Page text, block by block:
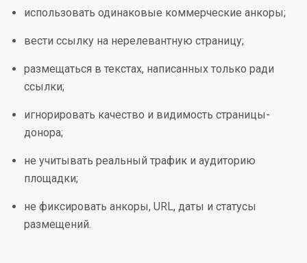
использовать одинаковые коммерческие анкоры;
вести ссылку на нерелевантную страницу;
размещаться в текстах, написанных только ради
ссылки;
игнорировать качество и видимость страницы-
донора;
не учитывать реальный трафик и аудиторию
площадки;
не фиксировать анкоры, URL, даты и статусы
размещений.